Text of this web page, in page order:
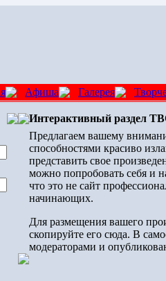
Афиша Галерея
Интерактивный раздел
Предлагаем вашему
способностями красиво
представить свое
можно попробовать себя и
что это не сайт
начинающих.
Для размещения вашего
скопируйте его сюда. В
модераторами и